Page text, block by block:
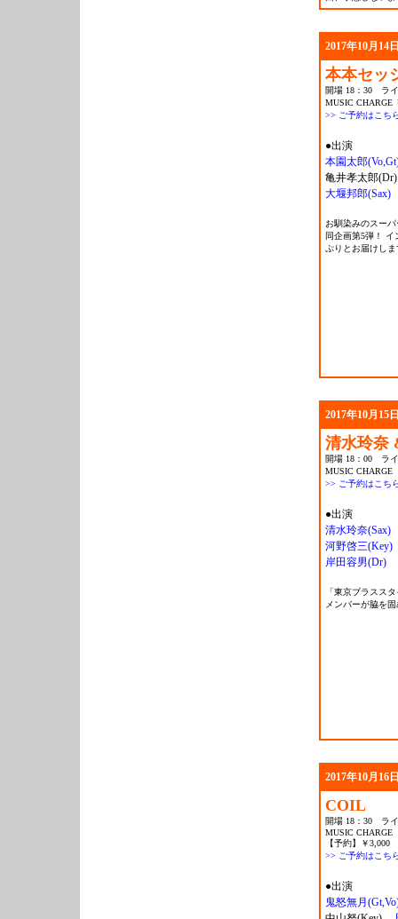
2017年10月14
本本セッ
開場 18：30 ラ
MUSIC
>> ご予約はこち
●出演
本園太郎
亀井孝太郎
大堰邦郎(Sax)
お馴染みのスー
同企画第5弾！
ぷりとお届けし
2017年10月15
清水玲奈
開場 18：00 ラ
MUSIC
>> ご予約はこち
●出演
清水玲奈(Sax)
河野啓三(Key)
岸田容男(Dr)
「東京ブラスス
メンバーが脇を
2017年10月16
COIL
開場 18：30 ラ
MUSIC CHARGE
【予約】￥
>> ご予約はこち
●出演
鬼怒無月